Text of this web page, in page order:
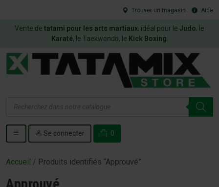
Trouver un magasin Aide
Vente de tatami pour les arts martiaux, idéal pour le Judo, le
Karaté, le Taekwondo, le Kick Boxing
de
Se connecter 0
Accueil / Produits identifiés “Approuvé”